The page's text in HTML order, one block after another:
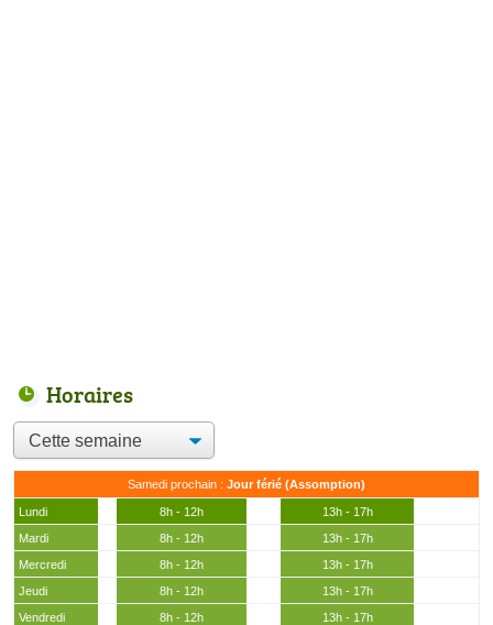
Horaires
Samedi prochain : Jour férié (Assomption)
Lundi 8h - 12h
13h - 17h
Mardi
8h - 12h
13h - 17h
Mercredi
8h - 12h
13h - 17h
Jeudi
8h - 12h
13h - 17h
Vendredi
8h - 12h
13h - 17h